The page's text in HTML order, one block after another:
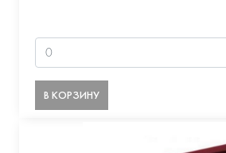
В КОРЗИНУ